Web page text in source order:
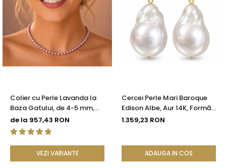
Colier cu Perle Lavanda la
Baza Gatului, de 4-5 mm,
Perle Rare, Calitate AAA+,
Aur 14K | KASKADDA®
de la 957,43 RON
VEZI VARIANTE
Cercei Perle Mari Baroque
Edison Albe, Aur 14K, Formă
Organică | KASKADDA®
1.359,23 RON
ADAUGA IN COS